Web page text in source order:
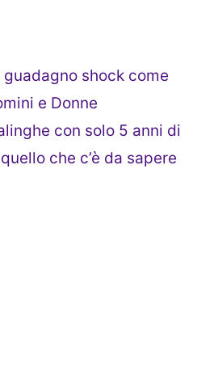
shock come
e Donne
con solo 5 anni di
che c’è da sapere